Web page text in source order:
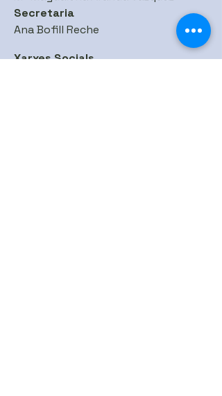
Secretaria
Ana Bofill Reche
Xarxes Socials